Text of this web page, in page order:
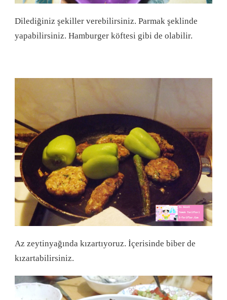
Dilediğiniz şekiller verebilirsiniz. Parmak şeklinde
yapabilirsiniz. Hamburger köftesi gibi de olabilir.
Az zeytinyağında kızartıyoruz. İçerisinde biber de
kızartabilirsiniz.